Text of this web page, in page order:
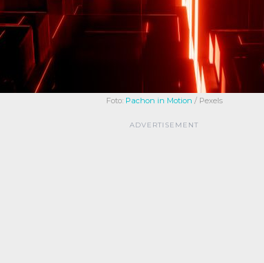
Foto: Pachon in Motion / Pexels